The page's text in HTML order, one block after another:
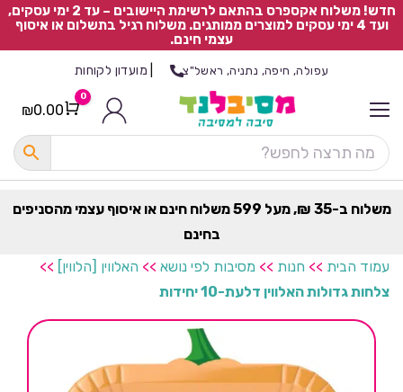
חדש! משלוח אקספרס בהתאם לרשימת היישובים – עד 2 ימי עסקים,
ועד 4 ימי עסקים למוצרים ממותגים. משלוח רגיל בתשלום או איסוף
עצמי חינם.
עפולה, חיפה, נתניה, ראשל"צ מועדון לקוחות
Cart
0
₪0.00
משלוח ב-35 ₪, מעל 599 משלוח חינם או איסוף עצמי מהסניפים
בחינם
עמוד הבית >> חנות >> מסיבות לפי נושא >> האלווין [הלווין] >>
צלחות גדולות האלווין דלעת-10 יחידות